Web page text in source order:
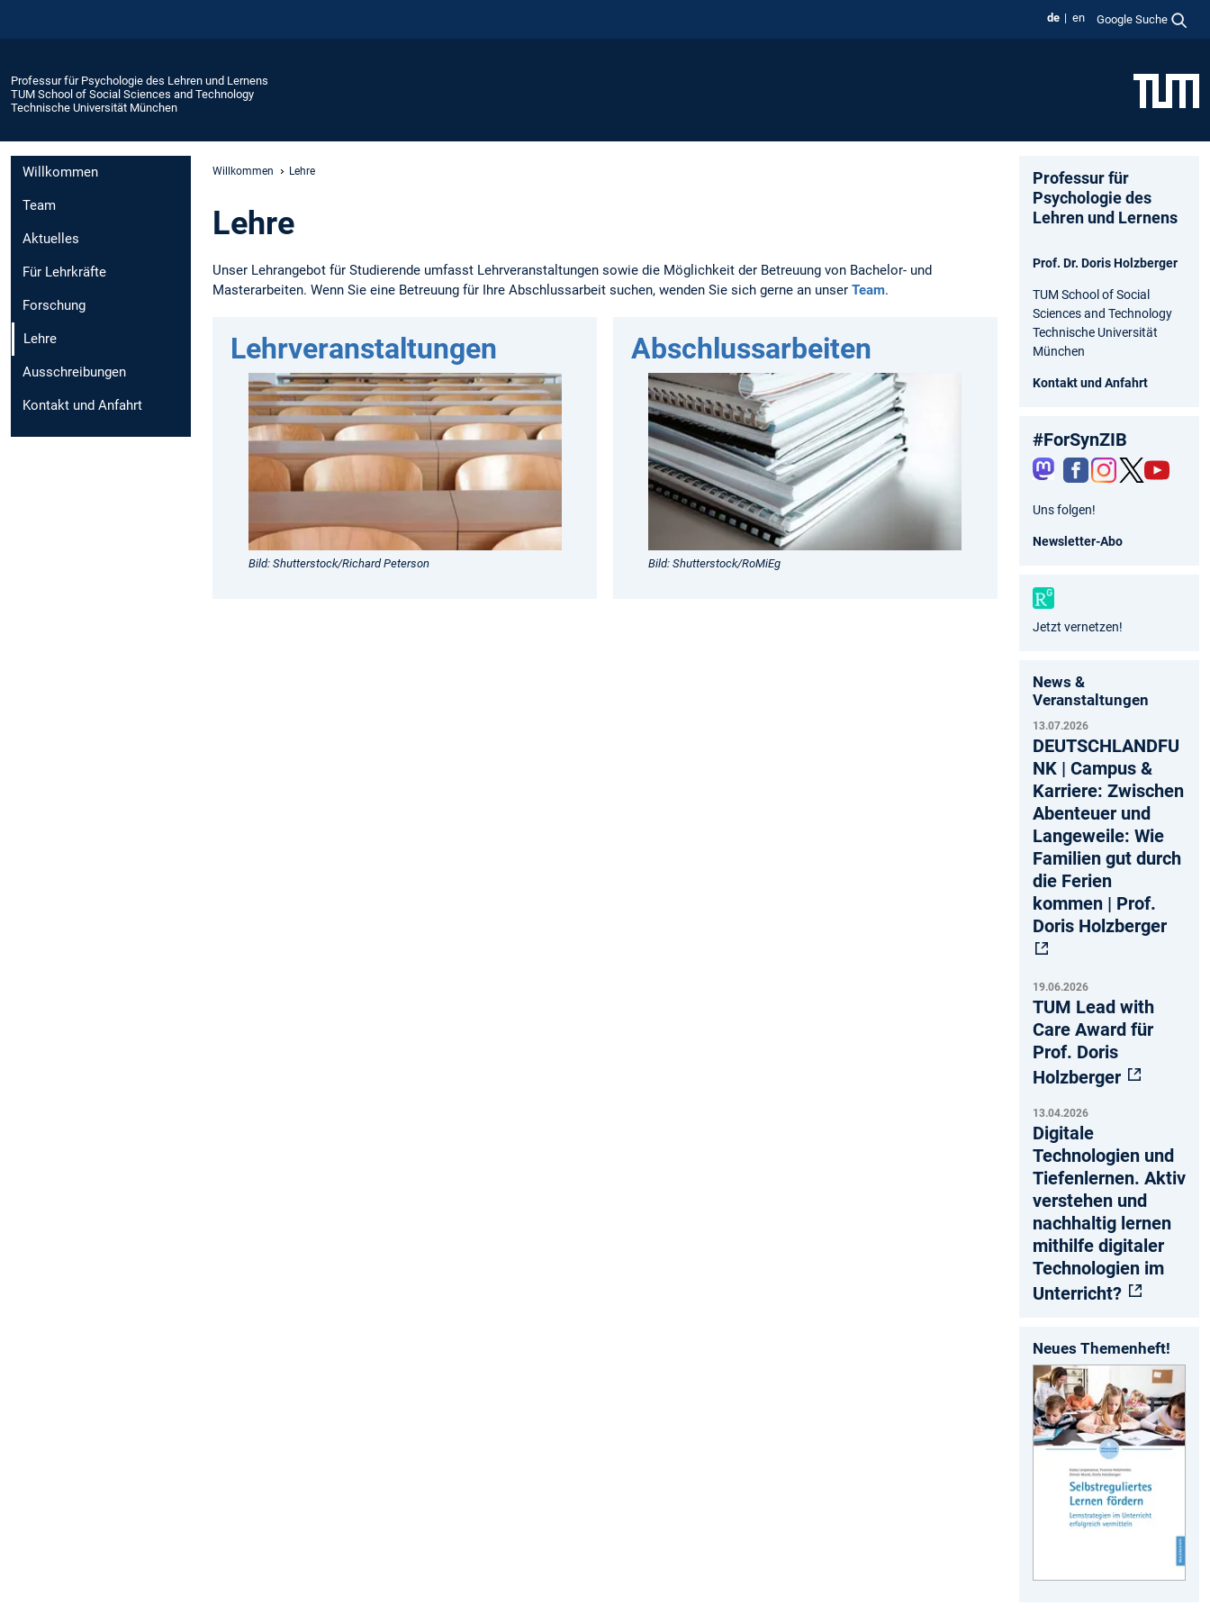
de en Google Suche
Professur für Psychologie des Lehren und Lernens
TUM School of Social Sciences and Technology
Technische Universität München
Willkommen
Team
Aktuelles
Für Lehrkräfte
Forschung
Lehre
Ausschreibungen
Kontakt und Anfahrt
Willkommen Lehre
Lehre
Unser Lehrangebot für Studierende umfasst Lehrveranstaltungen sowie die Möglichkeit der Betreuung von Bachelor- und
Masterarbeiten. Wenn Sie eine Betreuung für Ihre Abschlussarbeit suchen, wenden Sie sich gerne an unser Team.
Lehrveranstaltungen
Bild: Shutterstock/Richard Peterson
Abschlussarbeiten
Bild: Shutterstock/RoMiEg
Professur für
Psychologie des
Lehren und Lernens
Prof. Dr. Doris Holzberger
TUM School of Social
Sciences and Technology
Technische Universität
München
Kontakt und Anfahrt
#ForSynZIB
ebo
ok
agr
am
Uns folgen!
Newsletter-Abo
Jetzt vernetzen!
News &
Veranstaltungen
13.07.2026
DEUTSCHLANDFU
NK | Campus &
Karriere: Zwischen
Abenteuer und
Langeweile: Wie
Familien gut durch
die Ferien
kommen | Prof.
Doris Holzberger
19.06.2026
TUM Lead with
Care Award für
Prof. Doris
Holzberger
13.04.2026
Digitale
Technologien und
Tiefenlernen. Aktiv
verstehen und
nachhaltig lernen
mithilfe digitaler
Technologien im
Unterricht?
Neues Themenheft!